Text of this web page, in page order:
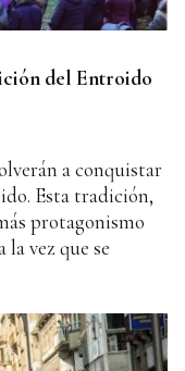
del Entroido
a conquistar
Esta tradición,
protagonismo
vez que se